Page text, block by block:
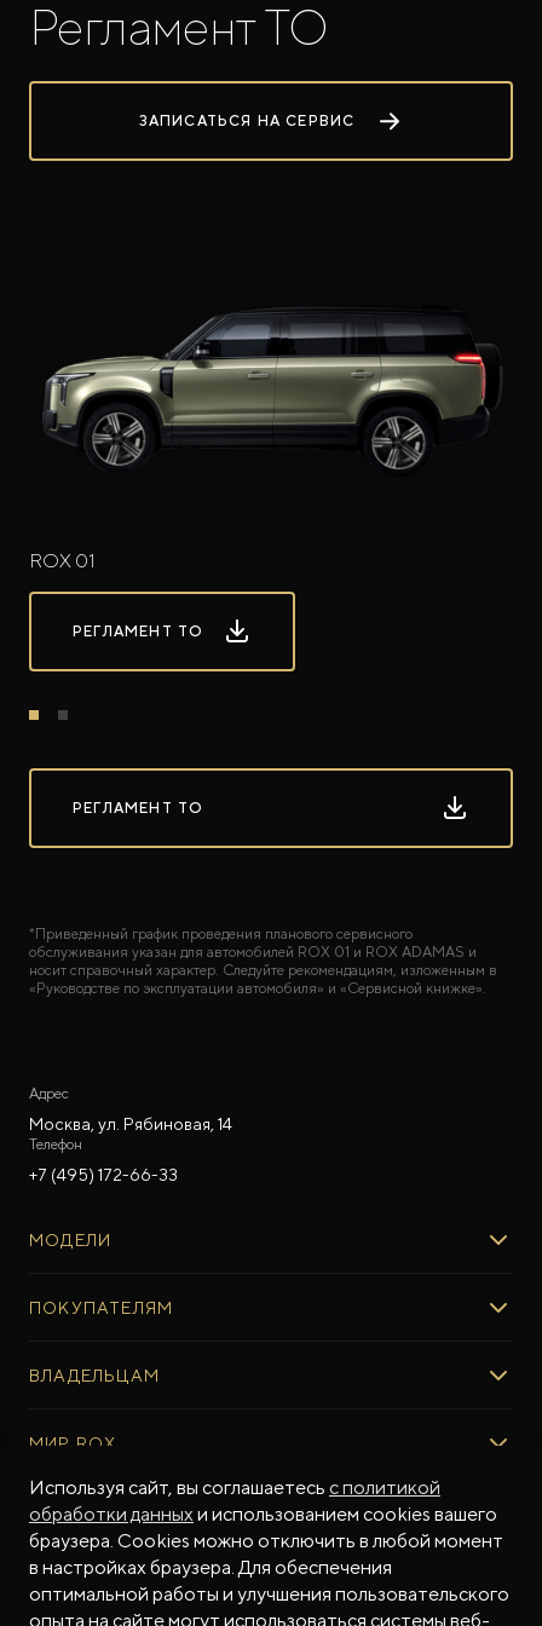
Регламент ТО
ЗАПИСАТЬСЯ НА СЕРВИС
ROX 01
РЕГЛАМЕНТ ТО
РЕГЛАМЕНТ ТО
*Приведенный график проведения планового сервисного
обслуживания указан для автомобилей ROX 01 и ROX ADAMAS и
носит справочный характер. Следуйте рекомендациям, изложенным в
«Руководстве по эксплуатации автомобиля» и «Сервисной книжке».
Адрес
Москва, ул. Рябиновая, 14
Телефон
+7 (495) 172-66-33
МОДЕЛИ
ROX ADAMAS
ПОКУПАТЕЛЯМ
Авто в наличии
Тест-драйв
Специальные предложения
ФИНАНСЫ И УСЛУГИ
Финансовые программы
Рассчитать кредит
Трейд-ин
ВЛАДЕЛЬЦАМ
Регламент ТО
Программное обеспечение
ПОДДЕРЖКА
Гарантия производителя
Контракт гарантийной поддержки
МИР ROX
О БРЕНДЕ
Бренд ROX
Дизайн Pininfarina
Новости
СМИ о нас
МЫ В СОЦСЕТЯХ
Используя сайт, вы соглашаетесь с политикой
обработки данныхи использованием cookies вашего
браузера. Cookies можно отключить в любой момент
в настройках браузера. Для обеспечения
оптимальной работы и улучшения пользовательского
опыта на сайте могут использоваться системы веб-